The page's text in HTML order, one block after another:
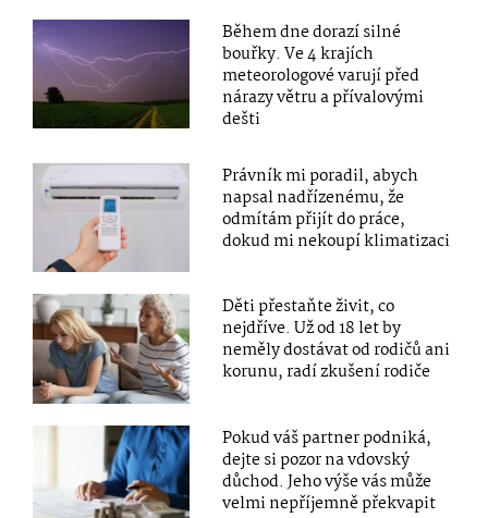
Během dne dorazí silné
bouřky. Ve 4 krajích
meteorologové varují před
nárazy větru a přívalovými
dešti
Právník mi poradil, abych
napsal nadřízenému, že
odmítám přijít do práce,
dokud mi nekoupí klimatizaci
Děti přestaňte živit, co
nejdříve. Už od 18 let by
neměly dostávat od rodičů ani
korunu, radí zkušení rodiče
Pokud váš partner podniká,
dejte si pozor na vdovský
důchod. Jeho výše vás může
velmi nepříjemně překvapit